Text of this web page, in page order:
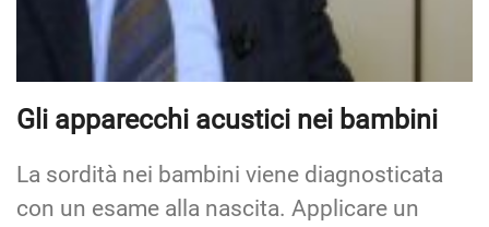
Gli apparecchi acustici nei bambini
La sordità nei bambini viene diagnosticata
con un esame alla nascita. Applicare un